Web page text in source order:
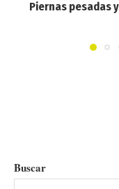
Piernas pesadas
Buscar